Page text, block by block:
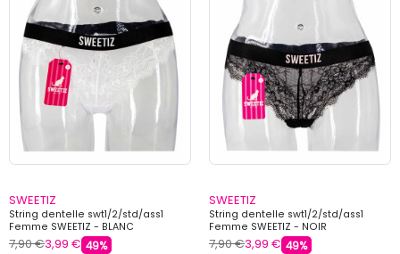
SWEETIZ
String dentelle swt1/2/std/ass1
Femme SWEETIZ - BLANC
7,90 €3,99 € 49%
SWEETIZ
String dentelle swt1/2/std/ass1
Femme SWEETIZ - NOIR
7,90 €3,99 € 49%